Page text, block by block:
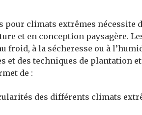
pour climats extrêmes nécessite
et en conception paysagère.
froid, à la sécheresse ou à
et des techniques de plantation
de :
des différents climats